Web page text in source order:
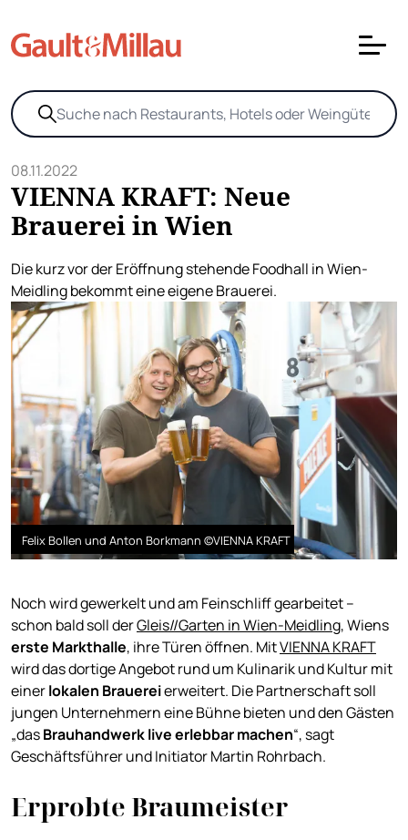
08.11.2022
VIENNA KRAFT: Neue
Brauerei in Wien
Die kurz vor der Eröffnung stehende Foodhall in Wien-
Meidling bekommt eine eigene Brauerei.
Felix Bollen und Anton Borkmann ©VIENNA KRAFT
Noch wird gewerkelt und am Feinschliff gearbeitet –
schon bald soll derGleis//Garten in Wien-Meidling, Wiens
erste Markthalle, ihre Türen öffnen. MitVIENNA KRAFT
wird das dortige Angebot rund um Kulinarik und Kultur mit
einerlokalen Brauereierweitert. Die Partnerschaft soll
jungen Unternehmern eine Bühne bieten und den Gästen
„dasBrauhandwerk live erlebbarmachen“, sagt
Geschäftsführer und Initiator Martin Rohrbach.
Erprobte Braumeister